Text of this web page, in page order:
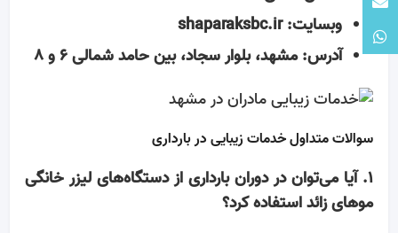
وبسایت: shaparaksbc.ir
آدرس: مشهد، بلوار سجاد، بین حامد شمالی ۶ و ۸
سوالات متداول خدمات زیبایی در بارداری
۱. آیا می‌توان در دوران بارداری از دستگاه‌های لیزر خانگی
موهای زائد استفاده کرد؟